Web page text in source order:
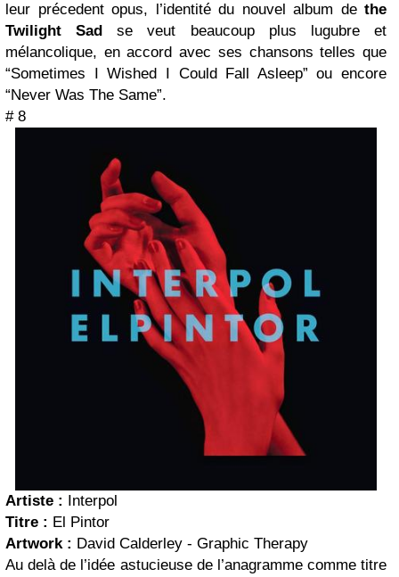
leur précedent opus, l’identité du nouvel album de the
Twilight Sad se veut beaucoup plus lugubre et
mélancolique, en accord avec ses chansons telles que
“Sometimes I Wished I Could Fall Asleep” ou encore
“Never Was The Same”.
# 8
Artiste : Interpol
Titre : El Pintor
Artwork : David Calderley - Graphic Therapy
Au delà de l’idée astucieuse de l’anagramme comme titre